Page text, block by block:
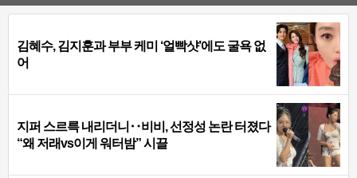
김혜수, 김지훈과 부부 케미 ‘얼빡샷’에도 굴욕 없
어
지퍼 스르륵 내리더니‥비비, 선정성 논란 터졌다
“왜 저래vs이게 워터밤” 시끌